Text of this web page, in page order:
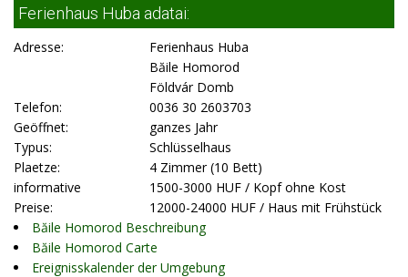
Ferienhaus Huba adatai:
Adresse:
Ferienhaus Huba
Băile Homorod
Földvár Domb
Telefon:
0036 30 2603703
Geöffnet:
ganzes Jahr
Typus:
Schlüsselhaus
Plaetze:
4 Zimmer (10 Bett)
informative
Preise:
1500-3000 HUF / Kopf ohne Kost
12000-24000 HUF / Haus mit Frühstück
Băile Homorod Beschreibung
Băile Homorod Carte
Ereignisskalender der Umgebung